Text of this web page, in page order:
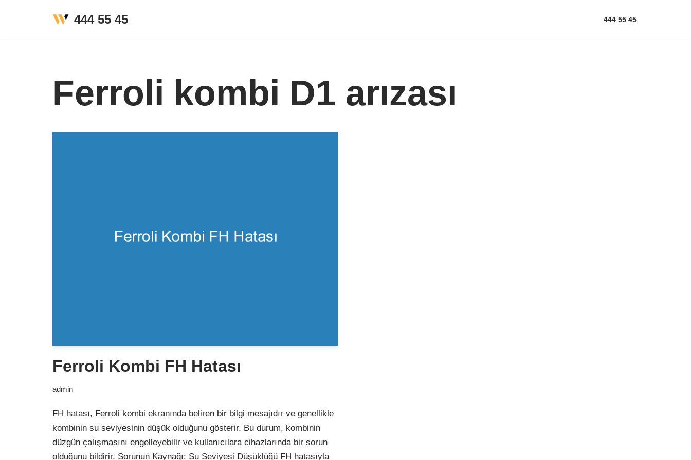
444 55 45 444 55 45
Ferroli kombi D1 arızası
Ferroli Kombi FH Hatası
admin
FH hatası, Ferroli kombi ekranında beliren bir bilgi mesajıdır ve genellikle
kombinin su seviyesinin düşük olduğunu gösterir. Bu durum, kombinin
düzgün çalışmasını engelleyebilir ve kullanıcılara cihazlarında bir sorun
olduğunu bildirir. Sorunun Kaynağı: Su Seviyesi Düşüklüğü FH hatasıyla